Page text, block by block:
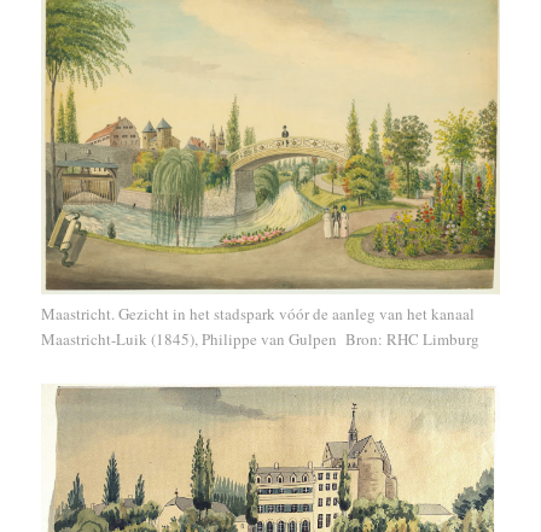
Maastricht. Gezicht in het stadspark vóór de aanleg van het kanaal
Maastricht-Luik (1845), Philippe van Gulpen Bron: RHC Limburg